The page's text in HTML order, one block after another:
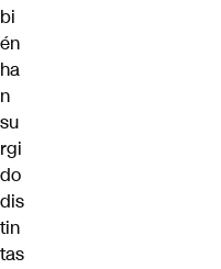
bi
én
ha
n
su
rgi
do
dis
tin
tas